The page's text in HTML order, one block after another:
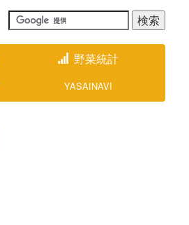
野菜統計
YASAINAVI